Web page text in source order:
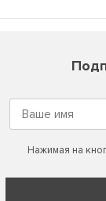
Нажимая на